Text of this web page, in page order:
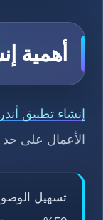
أهمية
إنشاء تطبيق
الأعمال على حد
تسهيل